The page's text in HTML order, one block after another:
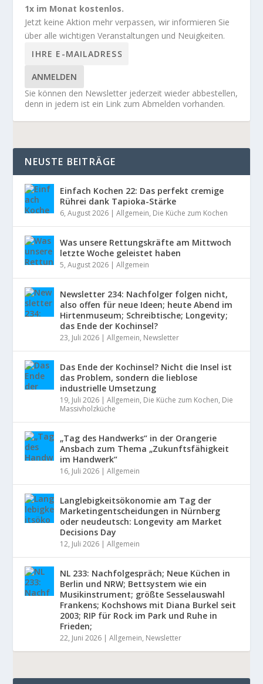
1x im Monat kostenlos.
Jetzt keine Aktion mehr verpassen, wir informieren Sie
über alle wichtigen Veranstaltungen und Neuigkeiten.
ANMELDEN
Sie können den Newsletter jederzeit wieder abbestellen,
denn in jedem ist ein Link zum Abmelden vorhanden.
NEUSTE BEITRÄGE
Einfach Kochen 22: Das perfekt cremige
Rührei dank Tapioka-Stärke
6, August 2026 |Allgemein, Die Küche zum Kochen
Was unsere Rettungskräfte am Mittwoch
letzte Woche geleistet haben
5, August 2026 |Allgemein
Newsletter 234: Nachfolger folgen nicht,
also offen für neue Ideen; heute Abend im
Hirtenmuseum; Schreibtische; Longevity;
das Ende der Kochinsel?
23, Juli 2026 |Allgemein, Newsletter
Das Ende der Kochinsel? Nicht die Insel ist
das Problem, sondern die lieblose
industrielle Umsetzung
19, Juli 2026 |Allgemein, Die Küche zum Kochen, Die
Massivholzküche
„Tag des Handwerks“ in der Orangerie
Ansbach zum Thema „Zukunftsfähigkeit
im Handwerk“
16, Juli 2026 |Allgemein
Langlebigkeitsökonomie am Tag der
Marketingentscheidungen in Nürnberg
oder neudeutsch: Longevity am Market
Decisions Day
12, Juli 2026 |Allgemein
NL 233: Nachfolgespräch; Neue Küchen in
Berlin und NRW; Bettsystem wie ein
Musikinstrument; größte Sesselauswahl
Frankens; Kochshows mit Diana Burkel seit
2003; RIP für Rock im Park und Ruhe in
Frieden;
22, Juni 2026 |Allgemein, Newsletter